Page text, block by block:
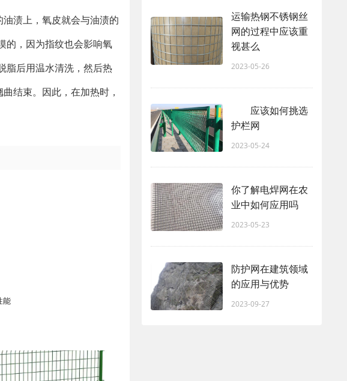
渍上，氧皮就会与油渍的
的，因为指纹也会影响氧
脂后用温水清洗，然后热
结束。因此，在加热时，
能
运输热钢不锈钢丝
网的过程中应该重
视甚么
2023-05-26
应该如何挑选
护栏网
2023-05-24
你了解电焊网在农
业中如何应用吗
2023-05-23
防护网在建筑领域
的应用与优势
2023-09-27